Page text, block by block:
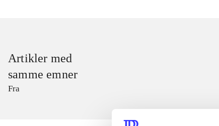
Artikler med
samme emner
Fra